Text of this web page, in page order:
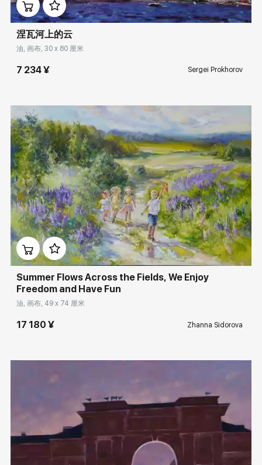
涅瓦河上的云
油, 画布, 30 x 80 厘米
7 234 ¥ Sergei Prokhorov
Домен: rakovgallery.cn
Summer Flows Across the Fields, We Enjoy
Freedom and Have Fun
油, 画布, 49 x 74 厘米
17 180 ¥ Zhanna Sidorova